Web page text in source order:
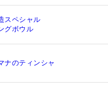
スペシャル
グボウル
ナのティンシャ